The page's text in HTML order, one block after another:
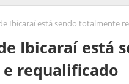
Ibicaraí está sendo totalmente
Ibicaraí está
requalificado